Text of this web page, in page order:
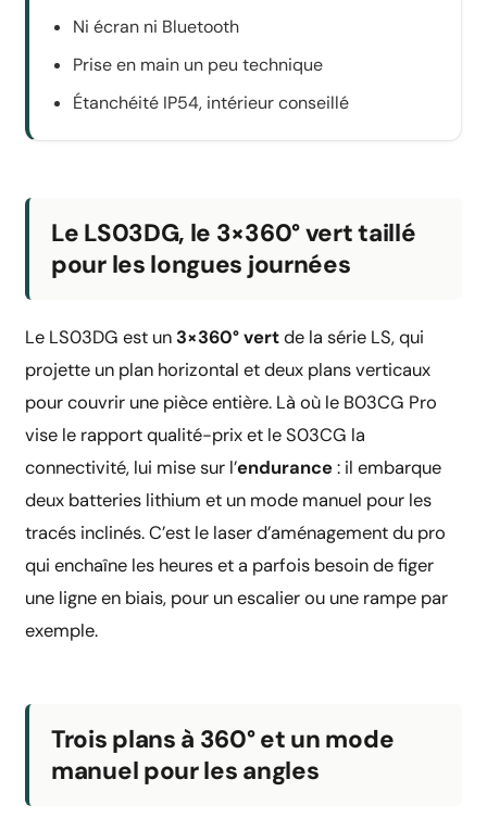
Ni écran ni Bluetooth
Prise en main un peu technique
Étanchéité IP54, intérieur conseillé
Le LS03DG, le 3×360° vert taillé
pour les longues journées
Le LS03DG est un3×360° vertde la série LS, qui
projette un plan horizontal et deux plans verticaux
pour couvrir une pièce entière. Là où le B03CG Pro
vise le rapport qualité-prix et le S03CG la
connectivité, lui mise sur l’endurance: il embarque
deux batteries lithium et un mode manuel pour les
tracés inclinés. C’est le laser d’aménagement du pro
qui enchaîne les heures et a parfois besoin de figer
une ligne en biais, pour un escalier ou une rampe par
exemple.
Trois plans à 360° et un mode
manuel pour les angles